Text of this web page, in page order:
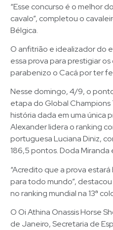
“Esse concurso é o melhor
cavalo”, completou o
Bélgica.
O anfitrião e idealizador do
essa prova para prestigiar
parabenizo o Cacá por ter
Nesse domingo, 4/9, o
etapa do Global Champions
história dada em uma única
Alexander lidera o ranking
portuguesa Luciana Diniz,
186,5 pontos. Doda Miranda
“Acredito que a prova
para todo mundo”,
no ranking mundial na 13ª
O Oi Athina Onassis Horse
de Janeiro, Secretaria de